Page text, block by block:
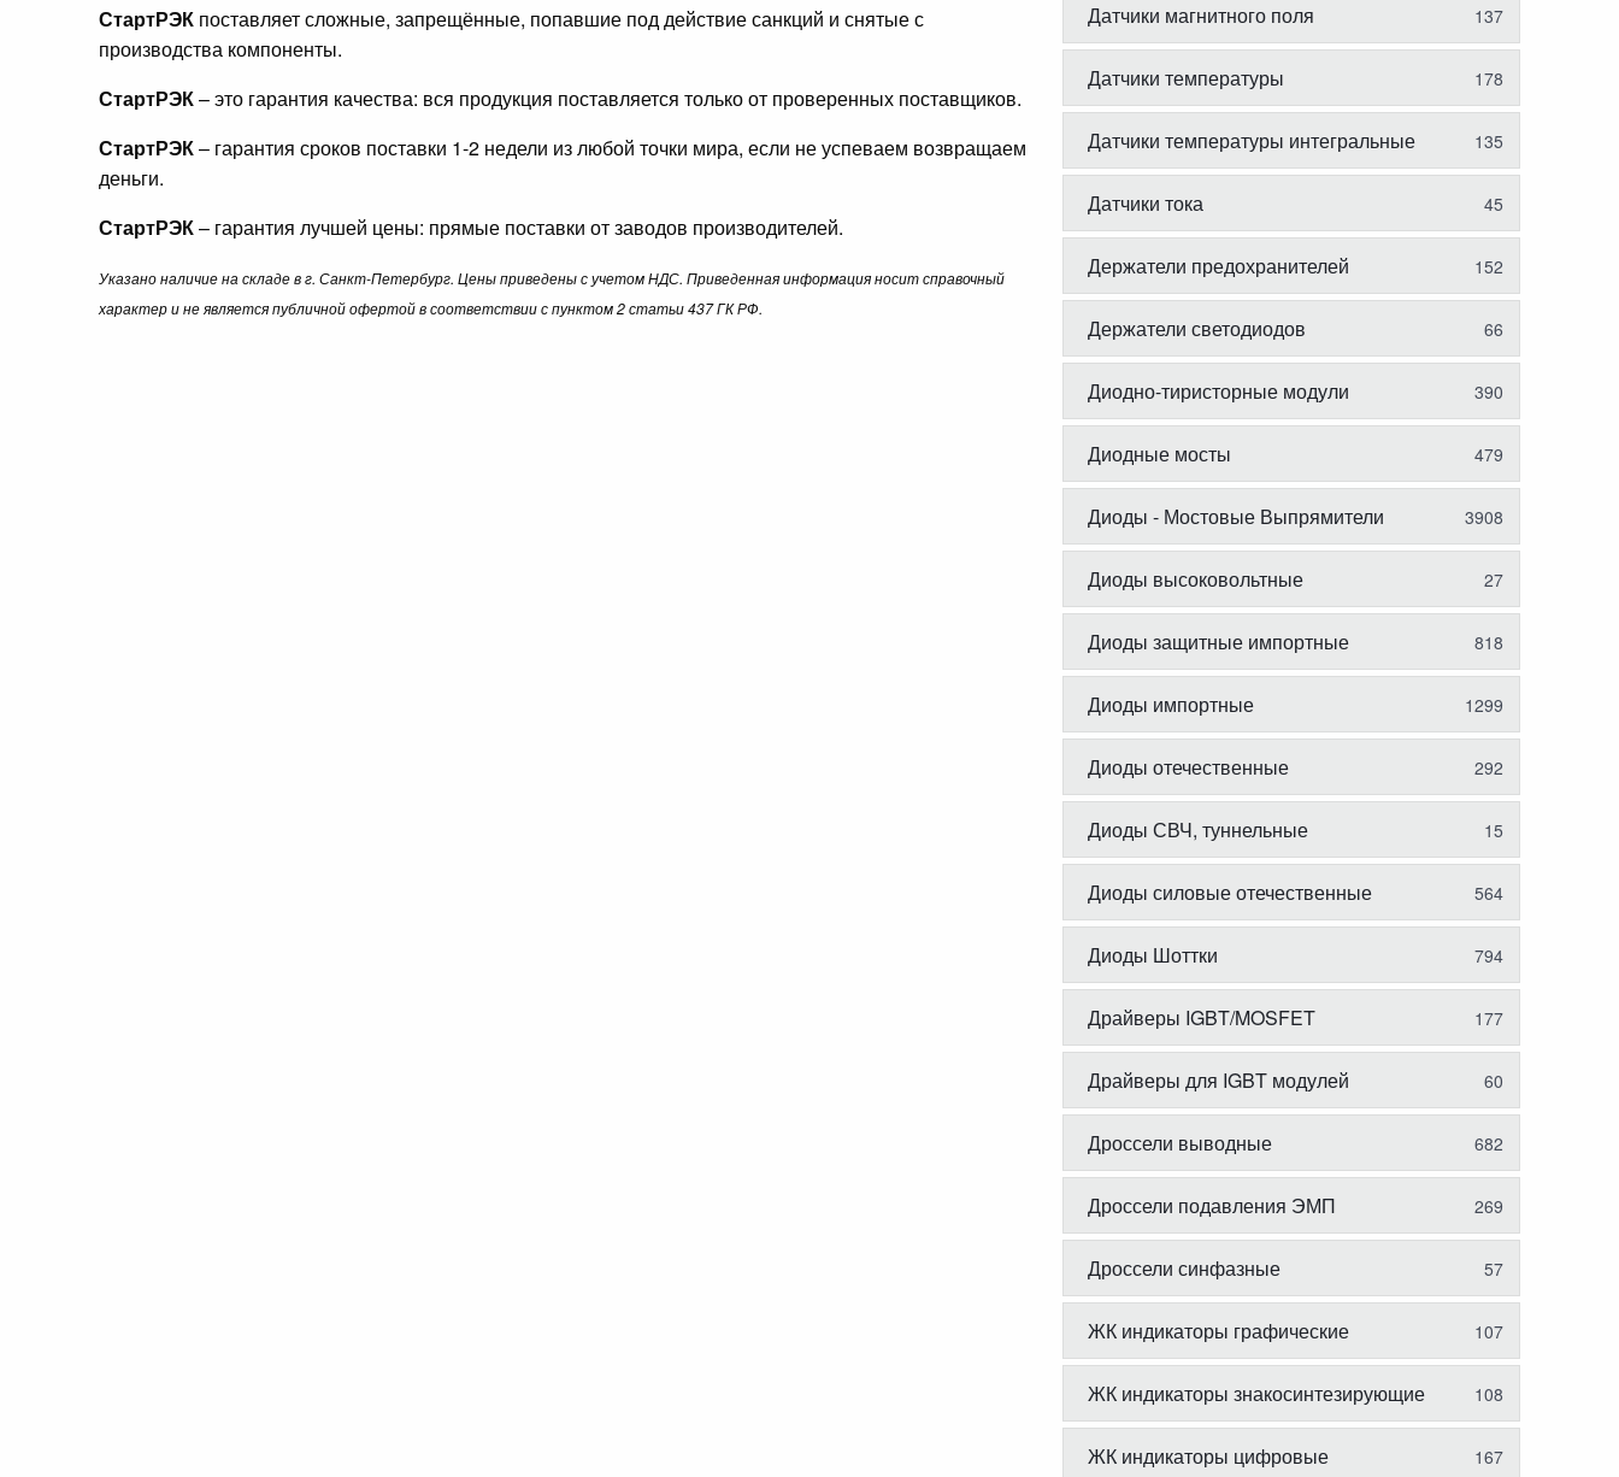
СтартРЭК поставляет сложные, запрещённые, попавшие под действие санкций и снятые с
производства компоненты.
СтартРЭК– это гарантия качества: вся продукция поставляется только от проверенных поставщиков.
СтартРЭК– гарантия сроков поставки 1-2 недели из любой точки мира, если не успеваем возвращаем
деньги.
СтартРЭК– гарантия лучшей цены: прямые поставки от заводов производителей.
Указано наличие на складе в г. Санкт-Петербург. Цены приведены с учетом НДС. Приведенная информация носит справочный
характер и не является публичной офертой в соответствии с пунктом 2 статьи 437 ГК РФ.
Датчики магнитного поля 137
Датчики температуры 178
Датчики температуры интегральные 135
Датчики тока 45
Держатели предохранителей 152
Держатели светодиодов 66
Диодно-тиристорные модули 390
Диодные мосты 479
Диоды - Мостовые Выпрямители 3908
Диоды высоковольтные 27
Диоды защитные импортные 818
Диоды импортные 1299
Диоды отечественные 292
Диоды СВЧ, туннельные 15
Диоды силовые отечественные 564
Диоды Шоттки 794
Драйверы IGBT/MOSFET 177
Драйверы для IGBT модулей 60
Дроссели выводные 682
Дроссели подавления ЭМП 269
Дроссели синфазные 57
ЖК индикаторы графические 107
ЖК индикаторы знакосинтезирующие 108
ЖК индикаторы цифровые 167